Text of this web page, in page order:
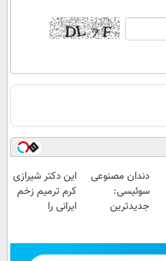
دندان مصنوعی
سوئیسی:
جدیدترین
پرداخت قسطی
این دکتر شیرازی
کرم ترمیم زخم
ایرانی را